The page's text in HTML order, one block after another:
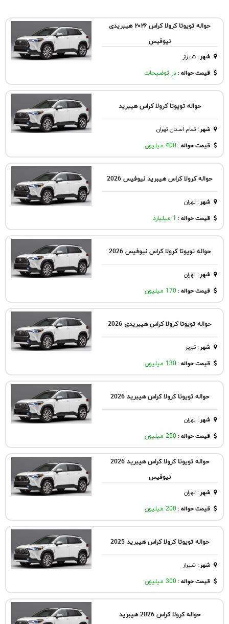
حواله تویوتا کرولا کراس ۲۰۲۶ هیبریدی
نیوفیس
شهر:شيراز
قیمت حواله :در توضیحات
حواله تویوتا کرولا کراس هیبرید
شهر:تمام استان تهران
قیمت حواله : 400 میلیون
حواله کرولا کراس هیبرید نیوفیس 2026
شهر: تهران
قیمت حواله : 1 میلیارد
حواله تویوتا کرولا کراس نیوفیس 2026
شهر: تهران
قیمت حواله : 170 میلیون
حواله تویوتا کرولا کراس هیبریدی 2026
شهر:تبريز
قیمت حواله : 130 میلیون
حواله تویوتا کرولا کراس هیبرید 2026
شهر: تهران
قیمت حواله : 250 میلیون
حواله تویوتا کرولا کراس هیبرید 2026
نیوفیس
شهر: تهران
قیمت حواله : 200 میلیون
حواله تویوتا کرولا کراس هیبرید 2025
شهر:شيراز
قیمت حواله : 300 میلیون
حواله کرولا کراس 2026 هیبرید